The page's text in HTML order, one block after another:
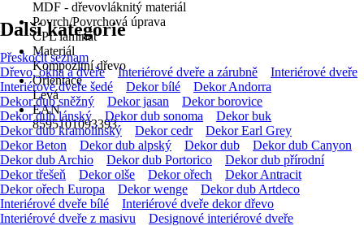
MDF - dřevovláknitý materiál
Povrch/Povrchová úprava
CPL laminát
Materiál
Kompozitní dřevo
Orientace
Levá
EAN
8595101093393
Další kategorie
Přeskočit seznam
Dřevo, okna a dveře
Interiérové dveře a zárubně
Interiérové dveře
Interiérové dveře šedé
Dekor bílé
Dekor Andorra
Dekor dub sněžný
Dekor jasan
Dekor borovice
Dekor dub lánský
Dekor dub sonoma
Dekor buk
Dekor dub kramolínský
Dekor cedr
Dekor Earl Grey
Dekor Beton
Dekor dub alpský Dekor dub
Dekor dub Canyon
Dekor dub Archio
Dekor dub Portorico
Dekor dub přírodní
Dekor třešeň
Dekor olše Dekor ořech
Dekor Antracit
Dekor ořech Europa
Dekor wenge
Dekor dub Artdeco
Interiérové dveře bílé
Interiérové dveře dekor dřevo
Interiérové dveře z masivu
Designové interiérové dveře